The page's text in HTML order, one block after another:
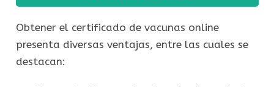
Obtener el certificado de vacunas online
presenta diversas ventajas, entre las cuales se
destacan: